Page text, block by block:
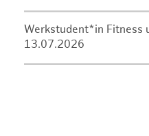
Werkstudent*in Fitness
13.07.2026